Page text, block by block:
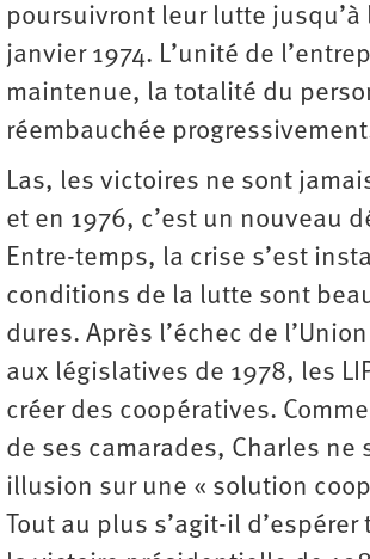
poursuivront leur lutte jusqu’à
janvier 1974. L’unité de
maintenue, la totalité du
réembauchée
Las, les victoires ne sont
et en 1976, c’est un nouveau
Entre-temps, la crise s’est
conditions de la lutte sont
dures. Après l’échec de
aux législatives de 1978, les
créer des coopératives.
de ses camarades, Charles ne
illusion sur une « solution
Tout au plus s’agit-il d’espérer